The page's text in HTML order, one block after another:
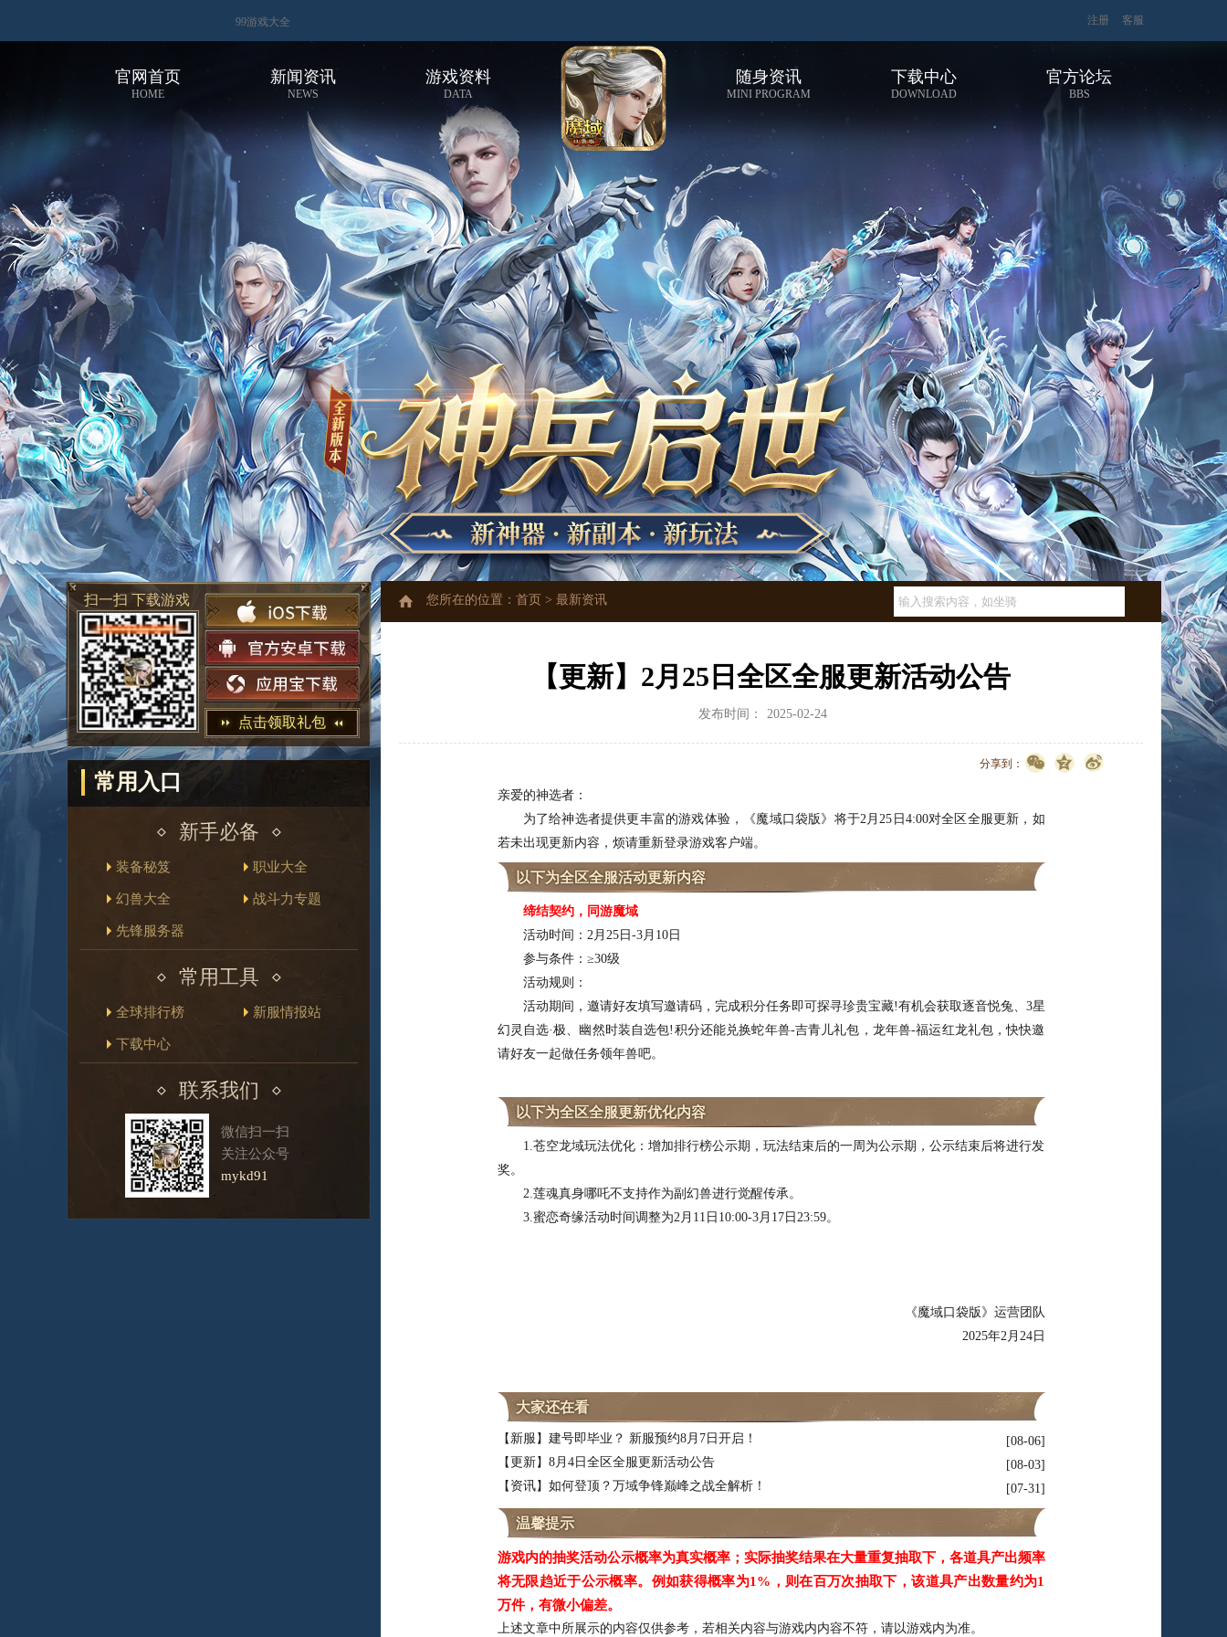
99游戏大全 注册 客服
官网首页
HOME
新闻资讯
NEWS
游戏资料
DATA
随身资讯
MINI PROGRAM
下载中心
DOWNLOAD
官方论坛
BBS
扫一扫 下载游戏
点击领取礼包
常用入口
新手必备
装备秘笈 职业大全
幻兽大全 战斗力专题
先锋服务器
常用工具
全球排行榜 新服情报站
下载中心
联系我们
微信扫一扫
关注公众号
mykd91
您所在的位置： 首页 > 最新资讯
【更新】2月25日全区全服更新活动公告
发布时间： 2025-02-24
分享到：
亲爱的神选者：
为了给神选者提供更丰富的游戏体验，《魔域口袋版》将于2月25日4:00对全区全服更新，如
若未出现更新内容，烦请重新登录游戏客户端。
以下为全区全服活动更新内容
缔结契约，同游魔域
活动时间：2月25日-3月10日
参与条件：≥30级
活动规则：
活动期间，邀请好友填写邀请码，完成积分任务即可探寻珍贵宝藏!有机会获取逐音悦兔、3星
幻灵自选·极、幽然时装自选包!积分还能兑换蛇年兽-吉青儿礼包，龙年兽-福运红龙礼包，快快邀
请好友一起做任务领年兽吧。
以下为全区全服更新优化内容
1.苍空龙域玩法优化：增加排行榜公示期，玩法结束后的一周为公示期，公示结束后将进行发
奖。
2.莲魂真身哪吒不支持作为副幻兽进行觉醒传承。
3.蜜恋奇缘活动时间调整为2月11日10:00-3月17日23:59。
《魔域口袋版》运营团队
2025年2月24日
大家还在看
【新服】建号即毕业？ 新服预约8月7日开启！
08-06
【更新】8月4日全区全服更新活动公告
08-03
【资讯】如何登顶？万域争锋巅峰之战全解析！
07-31
温馨提示
游戏内的抽奖活动公示概率为真实概率；实际抽奖结果在大量重复抽取下，各道具产出频率
将无限趋近于公示概率。例如获得概率为1%，则在百万次抽取下，该道具产出数量约为1
万件，有微小偏差。
上述文章中所展示的内容仅供参考，若相关内容与游戏内内容不符，请以游戏内为准。